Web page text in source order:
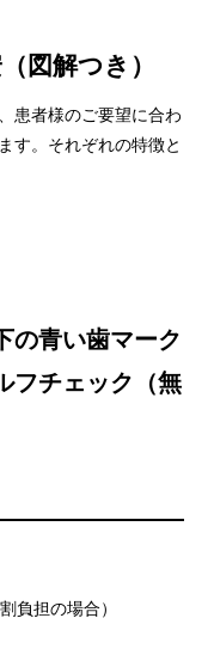
図解つき）
患者様のご要望に合わ
す。それぞれの特徴と
の青い歯マーク
フチェック（無
負担の場合）